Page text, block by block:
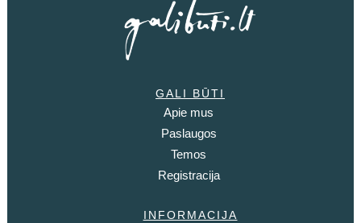
GALI BŪTI
Apie mus
Paslaugos
Temos
Registracija
INFORMACIJA